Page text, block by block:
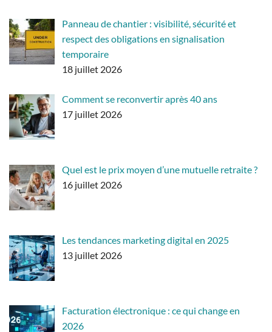
Panneau de chantier : visibilité, sécurité et
respect des obligations en signalisation
temporaire
18 juillet 2026
Comment se reconvertir après 40 ans
17 juillet 2026
Quel est le prix moyen d’une mutuelle retraite ?
16 juillet 2026
Les tendances marketing digital en 2025
13 juillet 2026
Facturation électronique : ce qui change en
2026